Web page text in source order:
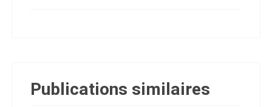
Publications similaires